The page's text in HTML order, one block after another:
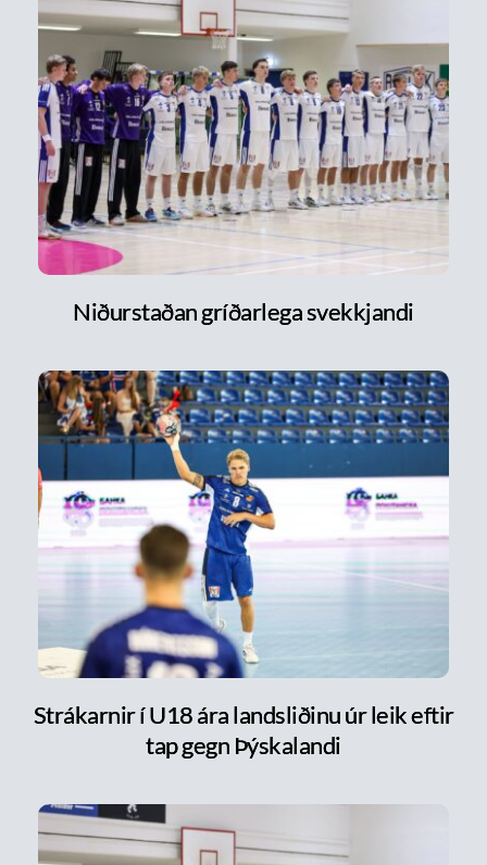
Niðurstaðan gríðarlega svekkjandi
Strákarnir í U18 ára landsliðinu úr leik eftir
tap gegn Þýskalandi